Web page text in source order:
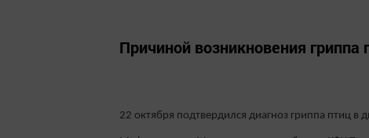
Причиной возникновения гриппа
22 октября подтвердился диагноз гриппа птиц